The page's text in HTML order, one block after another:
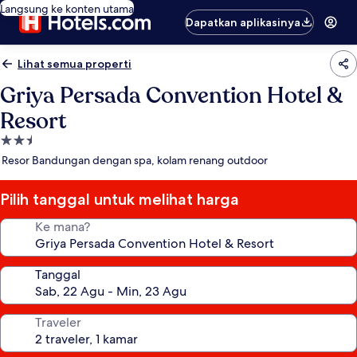
Langsung ke konten utama
Dapatkan aplikasinya
Lihat semua properti
Griya Persada Convention Hotel &
Resort
Properti
bintang
Resor Bandungan dengan spa, kolam renang outdoor
Pilih tanggal untuk melihat harga
Ke mana?
Tanggal
Traveler